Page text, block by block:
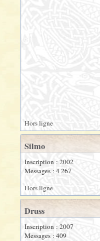
Hors ligne
Silmo
Inscription : 2002
Messages : 4 267
Hors ligne
Druss
Inscription : 2007
Messages : 409